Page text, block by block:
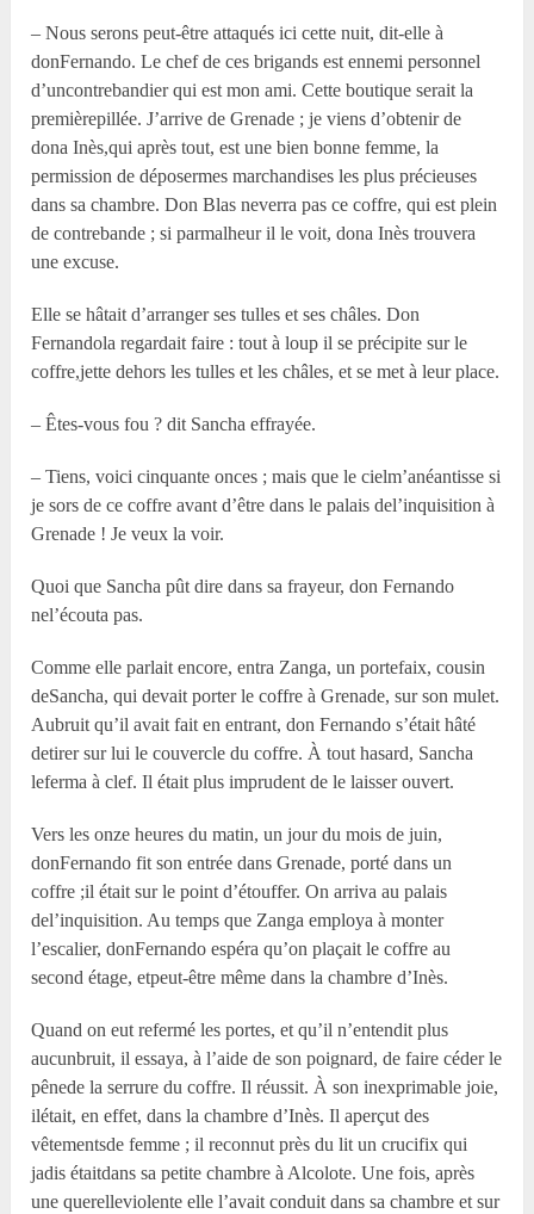
– Nous serons peut-être attaqués ici cette nuit, dit-elle à
donFernando. Le chef de ces brigands est ennemi personnel
d’uncontrebandier qui est mon ami. Cette boutique serait la
premièrepillée. J’arrive de Grenade ; je viens d’obtenir de
dona Inès,qui après tout, est une bien bonne femme, la
permission de déposermes marchandises les plus précieuses
dans sa chambre. Don Blas neverra pas ce coffre, qui est plein
de contrebande ; si parmalheur il le voit, dona Inès trouvera
une excuse.
Elle se hâtait d’arranger ses tulles et ses châles. Don
Fernandola regardait faire : tout à loup il se précipite sur le
coffre,jette dehors les tulles et les châles, et se met à leur place.
– Êtes-vous fou ? dit Sancha effrayée.
– Tiens, voici cinquante onces ; mais que le cielm’anéantisse si
je sors de ce coffre avant d’être dans le palais del’inquisition à
Grenade ! Je veux la voir.
Quoi que Sancha pût dire dans sa frayeur, don Fernando
nel’écouta pas.
Comme elle parlait encore, entra Zanga, un portefaix, cousin
deSancha, qui devait porter le coffre à Grenade, sur son mulet.
Aubruit qu’il avait fait en entrant, don Fernando s’était hâté
detirer sur lui le couvercle du coffre. À tout hasard, Sancha
leferma à clef. Il était plus imprudent de le laisser ouvert.
Vers les onze heures du matin, un jour du mois de juin,
donFernando fit son entrée dans Grenade, porté dans un
coffre ;il était sur le point d’étouffer. On arriva au palais
del’inquisition. Au temps que Zanga employa à monter
l’escalier, donFernando espéra qu’on plaçait le coffre au
second étage, etpeut-être même dans la chambre d’Inès.
Quand on eut refermé les portes, et qu’il n’entendit plus
aucunbruit, il essaya, à l’aide de son poignard, de faire céder le
pênede la serrure du coffre. Il réussit. À son inexprimable joie,
ilétait, en effet, dans la chambre d’Inès. Il aperçut des
vêtementsde femme ; il reconnut près du lit un crucifix qui
jadis étaitdans sa petite chambre à Alcolote. Une fois, après
une querelleviolente elle l’avait conduit dans sa chambre et sur